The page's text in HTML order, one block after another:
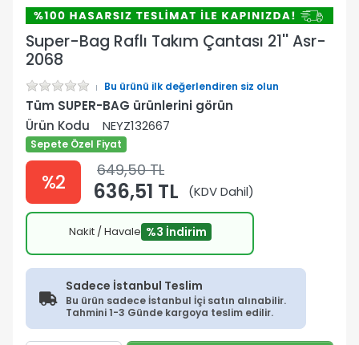
Super-Bag Raflı Takım Çantası 21'' Asr-
2068
Bu ürünü ilk değerlendiren siz olun
Tüm SUPER-BAG ürünlerini görün
Ürün Kodu
NEYZ132667
Sepete Özel Fiyat
%2 649,50 TL
636,51 TL (KDV Dahil)
Nakit / Havale %3 İndirim
Sadece İstanbul Teslim
Bu ürün sadece İstanbul İçi satın alınabilir.
Tahmini 1-3 Günde kargoya teslim edilir.